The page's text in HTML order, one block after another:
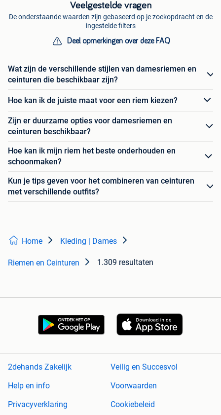
Veelgestelde vragen
De onderstaande waarden zijn gebaseerd op je zoekopdracht en de
ingestelde filters
Deel opmerkingen over deze FAQ
Wat zijn de verschillende stijlen van damesriemen en
ceinturen die beschikbaar zijn?
Hoe kan ik de juiste maat voor een riem kiezen?
Zijn er duurzame opties voor damesriemen en
ceinturen beschikbaar?
Hoe kan ik mijn riem het beste onderhouden en
schoonmaken?
Kun je tips geven voor het combineren van ceinturen
met verschillende outfits?
Home Kleding | Dames
Riemen en Ceinturen 1.309 resultaten
2dehands Zakelijk
Veilig en Succesvol
Help en info
Voorwaarden
Privacyverklaring
Cookiebeleid